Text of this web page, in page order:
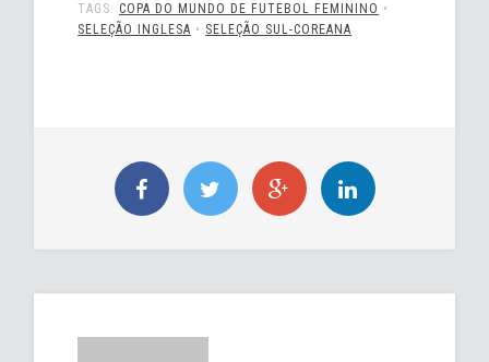
TAGS: COPA DO MUNDO DE FUTEBOL FEMININO •
SELEÇÃO INGLESA • SELEÇÃO SUL-COREANA